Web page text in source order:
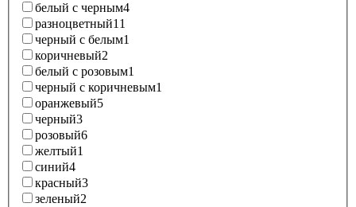
белый с черным4
разноцветный11
черный с белым1
коричневый2
белый с розовым1
черный с коричневым1
оранжевый5
черный3
розовый6
желтый1
синий4
красный3
зеленый2